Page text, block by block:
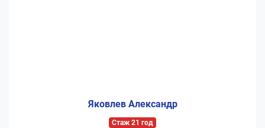
Яковлев Александр
Стаж 21 год